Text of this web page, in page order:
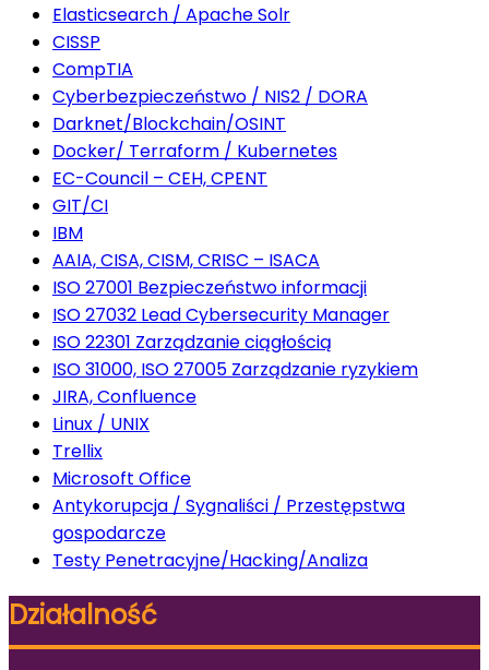
Elasticsearch / Apache Solr
CISSP
CompTIA
Cyberbezpieczeństwo / NIS2 / DORA
Darknet/Blockchain/OSINT
Docker/ Terraform / Kubernetes
EC-Council – CEH, CPENT
GIT/CI
IBM
AAIA, CISA, CISM, CRISC – ISACA
ISO 27001 Bezpieczeństwo informacji
ISO 27032 Lead Cybersecurity Manager
ISO 22301 Zarządzanie ciągłością
ISO 31000, ISO 27005 Zarządzanie ryzykiem
JIRA, Confluence
Linux / UNIX
Trellix
Microsoft Office
Antykorupcja / Sygnaliści / Przestępstwa
gospodarcze
Testy Penetracyjne/Hacking/Analiza
Działalność